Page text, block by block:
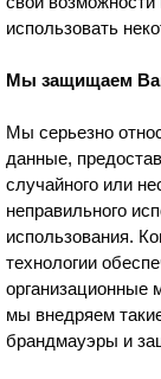
использовать
Мы защищаем
Мы серьезно
данные,
случайного или
неправильного
использования.
технологии
мы внедряем
брандмауэры и